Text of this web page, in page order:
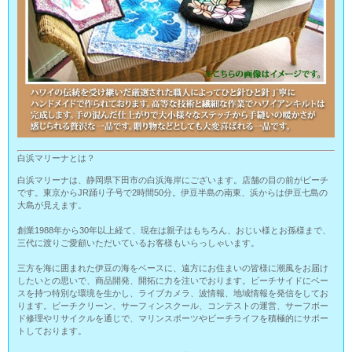
白浜マリーナとは？
白浜マリーナは、静岡県下田市の白浜海岸にございます。店舗の目の前がビーチ
です。東京からJR踊り子号で2時間50分。伊豆半島の南東、浜からは伊豆七島の
大島が見えます。
創業1988年から30年以上経て、現在は親子はもちろん、おじい様とお孫様まで、
三代に渡りご愛顧いただいているお客様もいらっしゃいます。
三方を海に囲まれた伊豆の海をベースに、遠方にお住まいの皆様に潮風をお届け
したいとの思いで、商品開発、開拓に力を注いでおります。ビーチサイドにベー
スを持つ特別な環境を生かし、ライブカメラ、波情報、地域情報を発信をしてお
ります。ビーチクリーン、サーフィンスクール、コンテストの運営、サーフボー
ド修理やリサイクルを通じで、マリンスポーツやビーチライフを積極的にサポー
トしております。